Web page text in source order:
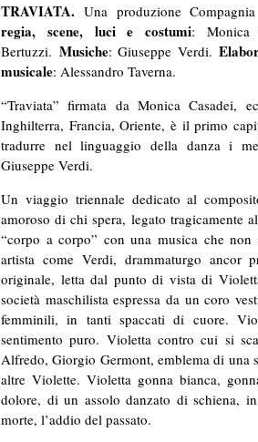
TRAVIATA.Una produzione
regia, scene, luci e costumi: Monica
Bertuzzi. Musiche: Giuseppe Verdi.
musicale: Alessandro Taverna.
“Traviata” firmata da Monica Casadei,
Inghilterra, Francia, Oriente, è il primo
tradurre nel linguaggio della danza i
Giuseppe Verdi.
Un viaggio triennale dedicato al
amoroso di chi spera, legato tragicamente
“corpo a corpo” con una musica che
artista come Verdi, drammaturgo ancor
originale, letta dal punto di vista di
società maschilista espressa da un coro
femminili, in tanti spaccati di cuore.
sentimento puro. Violetta contro cui si
Alfredo, Giorgio Germont, emblema di una
altre Violette. Violetta gonna bianca,
dolore, di un assolo danzato di schiena,
morte, l’addio del passato.